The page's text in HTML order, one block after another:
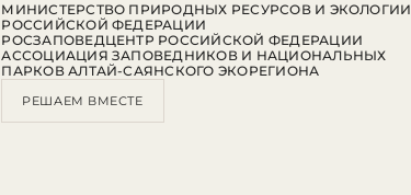
МИНИСТЕРСТВО ПРИРОДНЫХ РЕСУРСОВ И ЭКОЛОГИИ
РОССИЙСКОЙ ФЕДЕРАЦИИ
РОСЗАПОВЕДЦЕНТР РОССИЙСКОЙ ФЕДЕРАЦИИ
АССОЦИАЦИЯ ЗАПОВЕДНИКОВ И НАЦИОНАЛЬНЫХ
ПАРКОВ АЛТАЙ-САЯНСКОГО ЭКОРЕГИОНА
РЕШАЕМ ВМЕСТЕ